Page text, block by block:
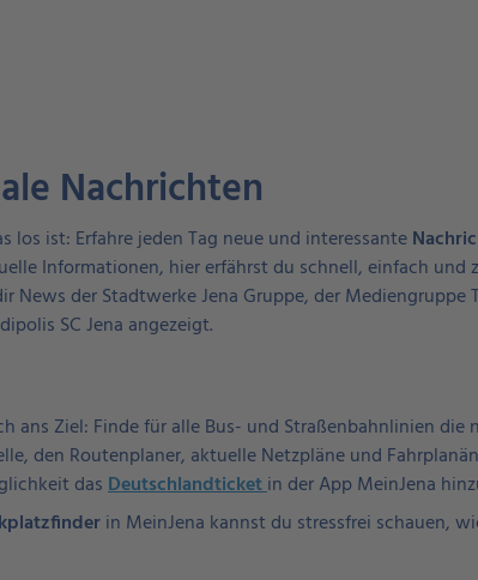
Nachrichten
ist: Erfahre jeden Tag neue und interessante
Informationen, hier erfährst du schnell, einfach und
News der Stadtwerke Jena Gruppe, der Mediengruppe
SC Jena angezeigt.
ans Ziel: Finde für alle Bus- und Straßenbahnlinien die
den Routenplaner, aktuelle Netzpläne und
dasDeutschlandticketin der App MeinJena
in MeinJena kannst du stressfrei schauen,